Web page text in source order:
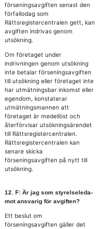
förseningsavgiften senast den
förfallodag som
Rättsregistercentralen gett, kan
avgiften indrivas genom
utsökning.
Om företaget under
indrivningen genom utsökning
inte betalar förseningsavgiften
till utsökning eller företaget inte
har utmätningsbar inkomst eller
egendom, konstaterar
utmätningsmannen att
företaget är medellöst och
återförvisar utsökningsärendet
till Rättsregistercentralen.
Rättsregistercentralen kan
senare skicka
förseningsavgiften på nytt till
utsökning.
12. F: Är jag som sty­rel­se­le­da­
mot an­sva­rig för av­gif­ten?
Ett beslut om
förseningsavgiften gäller det